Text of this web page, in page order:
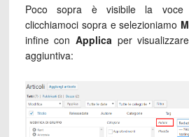
Poco sopra è visibile la voce
clicchiamoci sopra e selezioniamo
infine conApplica per
aggiuntiva: